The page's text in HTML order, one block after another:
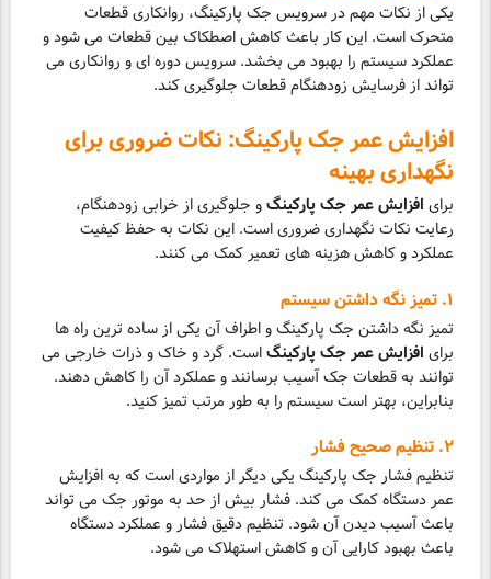
یکی از نکات مهم در سرویس جک پارکینگ، روانکاری قطعات
متحرک است. این کار باعث کاهش اصطکاک بین قطعات می شود و
عملکرد سیستم را بهبود می بخشد. سرویس دوره ای و روانکاری می
تواند از فرسایش زودهنگام قطعات جلوگیری کند.
افزایش عمر جک پارکینگ: نکات ضروری برای
نگهداری بهینه
برای افزایش عمر جک پارکینگو جلوگیری از خرابی زودهنگام،
رعایت نکات نگهداری ضروری است. این نکات به حفظ کیفیت
عملکرد و کاهش هزینه های تعمیر کمک می کنند.
۱. تمیز نگه داشتن سیستم
تمیز نگه داشتن جک پارکینگ و اطراف آن یکی از ساده ترین راه ها
برای افزایش عمر جک پارکینگاست. گرد و خاک و ذرات خارجی می
توانند به قطعات جک آسیب برسانند و عملکرد آن را کاهش دهند.
بنابراین، بهتر است سیستم را به طور مرتب تمیز کنید.
۲. تنظیم صحیح فشار
تنظیم فشار جک پارکینگ یکی دیگر از مواردی است که به افزایش
عمر دستگاه کمک می کند. فشار بیش از حد به موتور جک می تواند
باعث آسیب دیدن آن شود. تنظیم دقیق فشار و عملکرد دستگاه
باعث بهبود کارایی آن و کاهش استهلاک می شود.